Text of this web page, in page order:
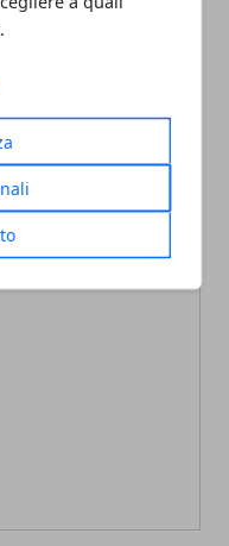
Biasi
per blog, laureata
guide How to